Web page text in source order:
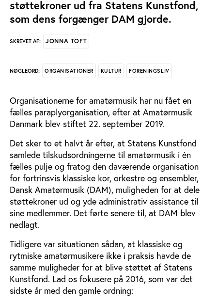
støttekroner ud fra Statens Kunstfond,
som dens forgænger DAM gjorde.
SKREVET AF: JONNA TOFT
NØGLEORD: ORGANISATIONER KULTUR FORENINGSLIV
Organisationerne for amatørmusik har nu fået en
fælles paraplyorganisation, efter at Amatørmusik
Danmark blev stiftet 22. september 2019.
Det sker to et halvt år efter, at Statens Kunstfond
samlede tilskudsordningerne til amatørmusik i én
fælles pulje og fratog den daværende organisation
for fortrinsvis klassiske kor, orkestre og ensembler,
Dansk Amatørmusik (DAM), muligheden for at dele
støttekroner ud og yde administrativ assistance til
sine medlemmer. Det førte senere til, at DAM blev
nedlagt.
Tidligere var situationen sådan, at klassiske og
rytmiske amatørmusikere ikke i praksis havde de
samme muligheder for at blive støttet af Statens
Kunstfond. Lad os fokusere på 2016, som var det
sidste år med den gamle ordning: